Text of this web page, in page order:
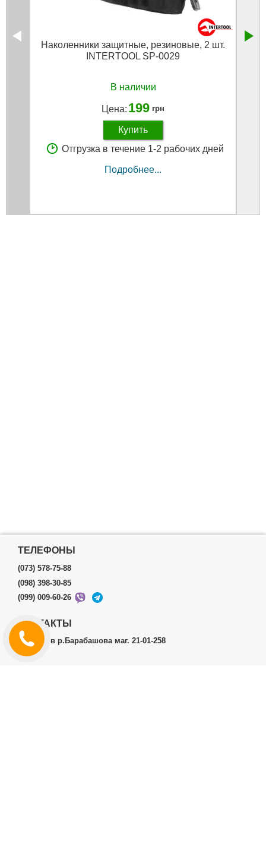
Наколенники защитные, резиновые, 2 шт.
INTERTOOL SP-0029
В наличии
Цена: 199 грн
Купить
Отгрузка в течение 1-2 рабочих дней
Подробнее...
ТЕЛЕФОНЫ
(073) 578-75-88
(098) 398-30-85
(099) 009-60-26
КОНТАКТЫ
г.Харьков р.Барабашова маг. 21-01-258